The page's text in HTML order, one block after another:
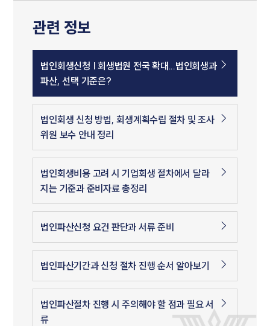
관련 정보
법인회생신청 | 회생법원 전국 확대...법인회생과
파산, 선택 기준은?
법인회생 신청 방법, 회생계획수립 절차 및 조사
위원 보수 안내 정리
법인회생비용 고려 시 기업회생 절차에서 달라
지는 기준과 준비자료 총정리
법인파산신청 요건 판단과 서류 준비
법인파산기간과 신청 절차 진행 순서 알아보기
법인파산절차 진행 시 주의해야 할 점과 필요 서
류